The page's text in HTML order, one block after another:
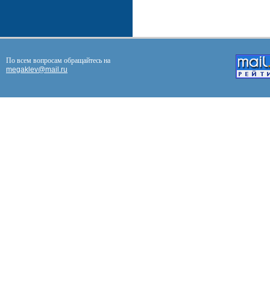
По всем вопросам обращайтесь на
megaklev@mail.ru